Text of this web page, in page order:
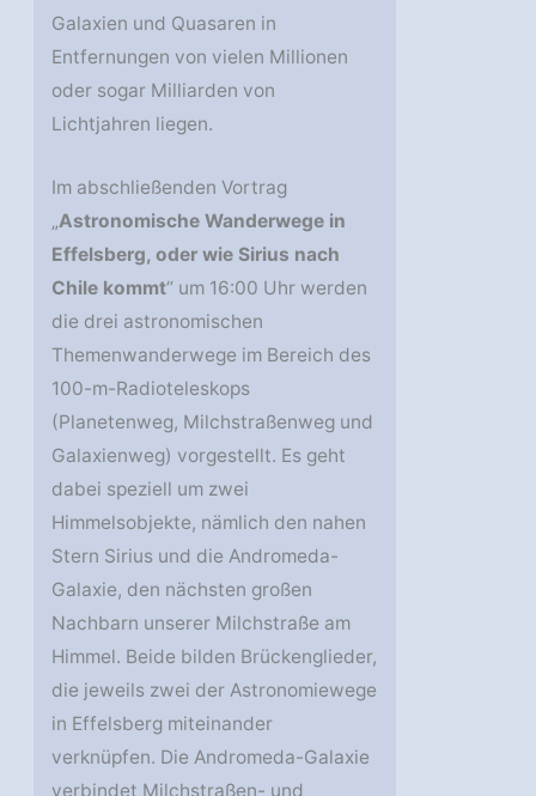
Galaxien und Quasaren in
Entfernungen von vielen Millionen
oder sogar Milliarden von
Lichtjahren liegen.
Im abschließenden Vortrag
„Astronomische Wanderwege in
Effelsberg, oder wie Sirius nach
Chile kommt“ um 16:00 Uhr werden
die drei astronomischen
Themenwanderwege im Bereich des
100-m-Radioteleskops
(Planetenweg, Milchstraßenweg und
Galaxienweg) vorgestellt. Es geht
dabei speziell um zwei
Himmelsobjekte, nämlich den nahen
Stern Sirius und die Andromeda-
Galaxie, den nächsten großen
Nachbarn unserer Milchstraße am
Himmel. Beide bilden Brückenglieder,
die jeweils zwei der Astronomiewege
in Effelsberg miteinander
verknüpfen. Die Andromeda-Galaxie
verbindet Milchstraßen- und